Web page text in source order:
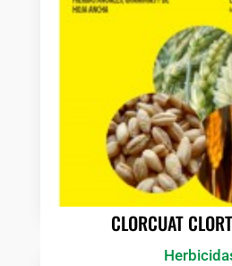
CLORCUAT